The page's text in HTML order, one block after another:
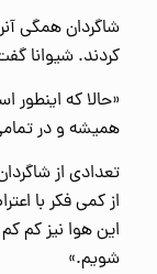
شاگردان همگی
کردند. شیوانا
«حالا که اینطور
همیشه و در
تعدادی از
از کمی فکر با
این هوا نیز کم
شویم.»